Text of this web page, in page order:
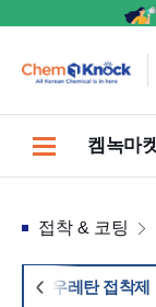
켐녹마
접착 & 코팅
우레탄 접착제